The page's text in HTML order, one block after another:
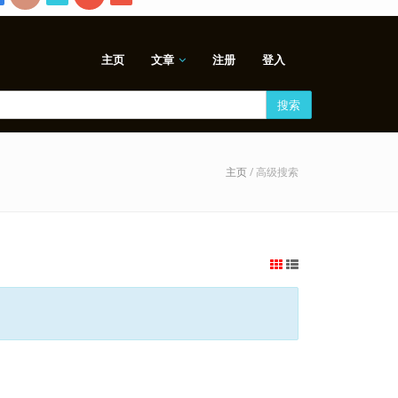
主页 文章 注册 登入
搜索
主页/ 高级搜索